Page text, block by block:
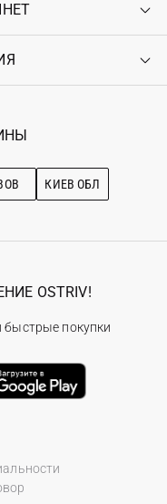
КИЕВ ОБЛ
OSTRIV!
покупки